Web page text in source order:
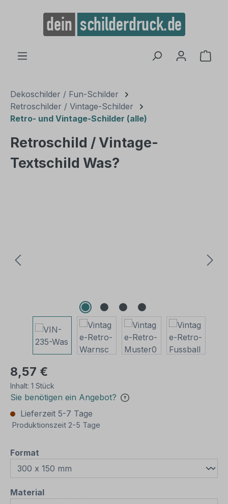
springen
Dekoschilder / Fun-Schilder
Retroschilder / Vintage-Schilder
Retro- und Vintage-Schilder (alle)
Retroschild / Vintage-
Textschild Was?
8,57 €
Inhalt: 1 Stück
Sie benötigen ein Angebot?
Lieferzeit 5-7 Tage
Produktionszeit 2-5 Tage
Format
Materialauswählen